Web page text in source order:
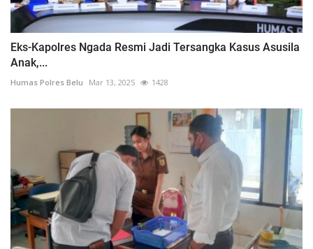
Eks-Kapolres Ngada Resmi Jadi Tersangka Kasus Asusila
Anak,...
Humas Polres Belu Mar 13, 2025 1428